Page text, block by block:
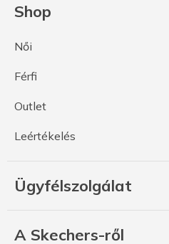
Shop
Női
Férfi
Outlet
Leértékelés
Ügyfélszolgálat
A Skechers-ről